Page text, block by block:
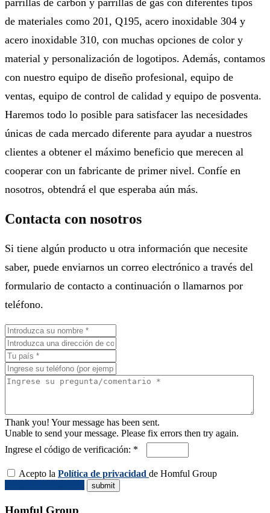
de materiales como 201, Q195, acero inoxidable 304 y
acero inoxidable 310, con muchas opciones de color y
material y personalización de logotipos. Además, contamos
con nuestro equipo de diseño profesional, equipo de
ventas, equipo de control de calidad y equipo de posventa.
Haremos todo lo posible para satisfacer las necesidades
únicas de cada mercado diferente para ayudar a nuestros
clientes a obtener el máximo beneficio que merecen al
cooperar con un fabricante de primer nivel. Confíe en
nosotros, obtendrá el que esperaba aún más.
Contacta con nosotros
Si tiene algún producto u otra información que necesite
saber, puede enviarnos un correo electrónico a través del
formulario de contacto a continuación o llamarnos por
teléfono.
Thank you! Your message has been sent.
Unable to send your message. Please fix errors then try again.
Ingrese el código de verificación: *
Acepto la Política de privacidad de Homful Group
Homful Group